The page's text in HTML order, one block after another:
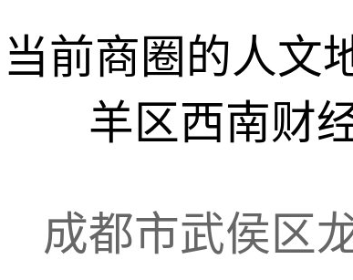
当前商圈的人文
羊区西南财
成都市武侯区